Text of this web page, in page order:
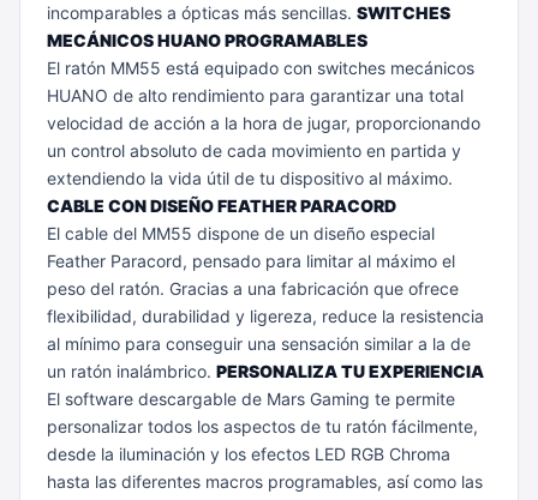
incomparables a ópticas más sencillas. SWITCHES
MECÁNICOS HUANO PROGRAMABLES
El ratón MM55 está equipado con switches mecánicos
HUANO de alto rendimiento para garantizar una total
velocidad de acción a la hora de jugar, proporcionando
un control absoluto de cada movimiento en partida y
extendiendo la vida útil de tu dispositivo al máximo.
CABLE CON DISEÑO FEATHER PARACORD
El cable del MM55 dispone de un diseño especial
Feather Paracord, pensado para limitar al máximo el
peso del ratón. Gracias a una fabricación que ofrece
flexibilidad, durabilidad y ligereza, reduce la resistencia
al mínimo para conseguir una sensación similar a la de
un ratón inalámbrico. PERSONALIZA TU EXPERIENCIA
El software descargable de Mars Gaming te permite
personalizar todos los aspectos de tu ratón fácilmente,
desde la iluminación y los efectos LED RGB Chroma
hasta las diferentes macros programables, así como las